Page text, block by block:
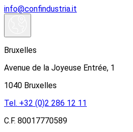
info@confindustria.it
Bruxelles
Avenue de la Joyeuse Entrée, 1
1040 Bruxelles
Tel. +32 (0)2 286 12 11
C.F. 80017770589